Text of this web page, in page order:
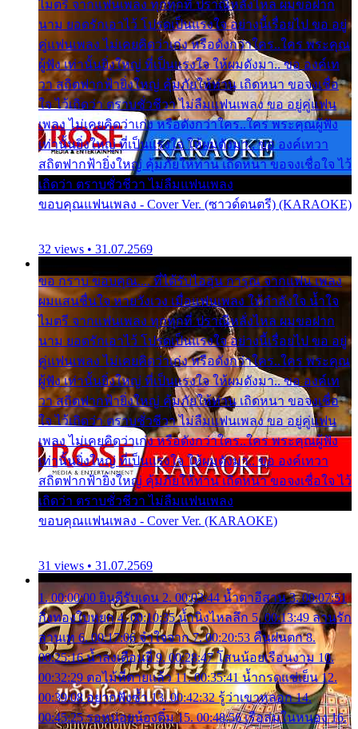
ไมตรี จากแฟนเพลง ทุกทุกที่ ปราณีหลั่งไหล ผมขอฝาก
นาม ยอดรักเอาไว้ โปรดเป็นแรงใจ อย่างนี้เรื่อยไป ขอ อยู่
คู่แฟนเพลง ไม่เคยคิดว่าเก่ง หรือดังกว่าใคร..ใคร พระคุณ
ผู้ฟัง เท่านั้นยิ่งใหญ่ ที่เป็นแรงใจ ให้ผมดังมา.. ขอ องค์เท
วา สถิตฟากฟ้ายิ่งใหญ่ คุ้มภัยให้ท่าน เถิดหนา ขอจงเชื่อ
ใจ ไว้เถิดว่า ตราบชั่วชีวา ไม่ลืมแฟนเพลง ขอ อยู่คู่แฟน
เพลง ไม่เคยคิดว่าเก่ง หรือดังกว่าใคร..ใคร พระคุณผู้ฟัง
เท่านั้นยิ่งใหญ่ ที่เป็นแรงใจ ให้ผมดังมา.. ขอ องค์เทวา
สถิตฟากฟ้ายิ่งใหญ่ คุ้มภัยให้ท่าน เถิดหนา ขอจงเชื่อใจ ไว้
เถิดว่า ตราบชั่วชีวา ไม่ลืมแฟนเพลง
ขอบคุณแฟนเพลง - Cover Ver. (ซาวด์ดนตรี) (KARAOKE)
32 views • 31.07.2569
ขอ กราบ ขอบคุณ.... ที่ได้รับไออุ่น การุณ จากแฟน เพลง
ผมแสนชื่นใจ หายวังเวง เมื่อแฟนเพลง ให้กำลังใจ น้ำใจ
ไมตรี จากแฟนเพลง ทุกทุกที่ ปราณีหลั่งไหล ผมขอฝาก
นาม ยอดรักเอาไว้ โปรดเป็นแรงใจ อย่างนี้เรื่อยไป ขอ อยู่
คู่แฟนเพลง ไม่เคยคิดว่าเก่ง หรือดังกว่าใคร..ใคร พระคุณ
ผู้ฟัง เท่านั้นยิ่งใหญ่ ที่เป็นแรงใจ ให้ผมดังมา.. ขอ องค์เท
วา สถิตฟากฟ้ายิ่งใหญ่ คุ้มภัยให้ท่าน เถิดหนา ขอจงเชื่อ
ใจ ไว้เถิดว่า ตราบชั่วชีวา ไม่ลืมแฟนเพลง ขอ อยู่คู่แฟน
เพลง ไม่เคยคิดว่าเก่ง หรือดังกว่าใคร..ใคร พระคุณผู้ฟัง
เท่านั้นยิ่งใหญ่ ที่เป็นแรงใจ ให้ผมดังมา.. ขอ องค์เทวา
สถิตฟากฟ้ายิ่งใหญ่ คุ้มภัยให้ท่าน เถิดหนา ขอจงเชื่อใจ ไว้
เถิดว่า ตราบชั่วชีวา ไม่ลืมแฟนเพลง
ขอบคุณแฟนเพลง - Cover Ver. (KARAOKE)
31 views • 31.07.2569
1. 00:00:00 ยินดีรับเดน 2. 00:03:44 น้ำตาอีสาน 3. 00:07:51
กิ่งทองใบหยก 4. 00:10:35 น้ำนิ่งไหลลึก 5. 00:13:49 ลานรัก
ลานเท 6. 00:17:06 จำใจจาก 7. 00:20:53 คืนฝนตก 8.
00:25:16 น้ำลงเดือนยี่ 9. 00:28:47 โสนน้อยเรือนงาม 10.
00:32:29 ตอไม้ที่ตายแล้ว 11. 00:35:41 น้ำกรดแช่เย็น 12.
00:39:08 อยากฟังซ้ำ 13. 00:42:32 รู้ว่าเขาหลอก 14.
00:45:25 รอหน่อยน้องติ๋ม 15. 00:48:56 เรือล่มในหนอง 16.